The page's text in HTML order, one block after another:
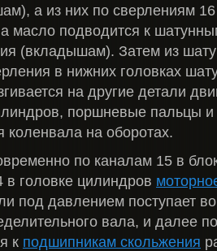
а из них по сверлениям
масло подводится к
(вкладышам). Затем из
в нижних головках
на другие детали
поршневые пальцы и
коленвала на оборотах.
по каналам 15 в
в головке цилиндров
под давлением поступает
вала, и далее
к подшипникам скольжения